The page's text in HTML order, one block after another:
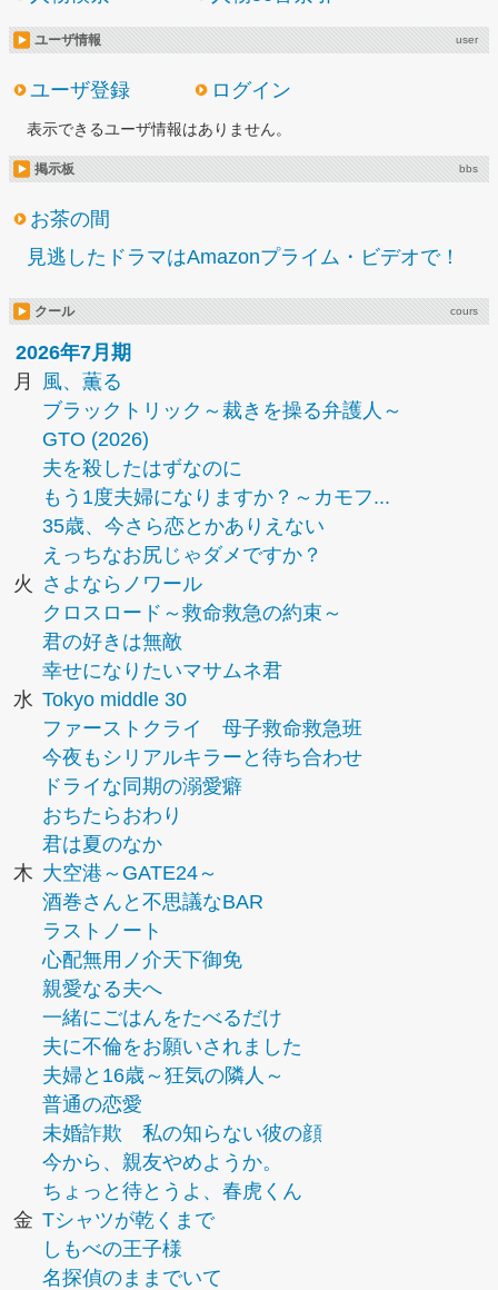
ユーザ情報 user
ユーザ登録 ログイン
表示できるユーザ情報はありません。
掲示板 bbs
お茶の間
見逃したドラマはAmazonプライム・ビデオで！
クール cours
2026年7月期
月
風、薫る
ブラックトリック～裁きを操る弁護人～
GTO (2026)
夫を殺したはずなのに
もう1度夫婦になりますか？～カモフ...
35歳、今さら恋とかありえない
えっちなお尻じゃダメですか？
火
さよならノワール
クロスロード～救命救急の約束～
君の好きは無敵
幸せになりたいマサムネ君
水 Tokyo middle 30
ファーストクライ 母子救命救急班
今夜もシリアルキラーと待ち合わせ
ドライな同期の溺愛癖
おちたらおわり
君は夏のなか
木 大空港～GATE24～
酒巻さんと不思議なBAR
ラストノート
心配無用ノ介天下御免
親愛なる夫へ
一緒にごはんをたべるだけ
夫に不倫をお願いされました
夫婦と16歳～狂気の隣人～
普通の恋愛
未婚詐欺 私の知らない彼の顔
今から、親友やめようか。
ちょっと待とうよ、春虎くん
金 Tシャツが乾くまで
しもべの王子様
名探偵のままでいて